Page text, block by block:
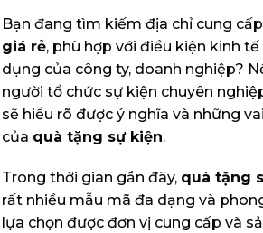
Bạn đang tìm kiếm địa chỉ cung cấp
giá rẻ, phù hợp với điều kiện kinh
dụng của công ty, doanh nghiệp?
người tổ chức sự kiện chuyên
sẽ hiểu rõ được ý nghĩa và những
của quà tặng sự kiện.
Trong thời gian gần đây, quà tặng
rất nhiều mẫu mã đa dạng và
lựa chọn được đơn vị cung cấp và